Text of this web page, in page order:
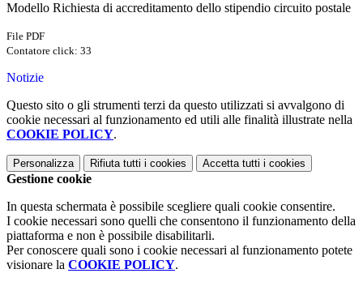
Modello Richiesta di accreditamento dello stipendio circuito postale
File PDF
Contatore click: 33
Notizie
Questo sito o gli strumenti terzi da questo utilizzati si avvalgono di
cookie necessari al funzionamento ed utili alle finalità illustrate nella
COOKIE POLICY.
Personalizza Rifiuta tutti i cookies Accetta tutti i cookies
Gestione cookie
In questa schermata è possibile scegliere quali cookie consentire.
I cookie necessari sono quelli che consentono il funzionamento della
piattaforma e non è possibile disabilitarli.
Per conoscere quali sono i cookie necessari al funzionamento potete
visionare la COOKIE POLICY.